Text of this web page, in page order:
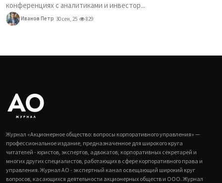
конференциях с аналитиками и инвестор...
Иванов Петр 30 сен, 25 829
Журнал «Акционерное общество: вопросы корпоративного управления» —
профессиональное издание, предназначенное для широкого круга
читателей - юристов, экспертов, адвокатов, корпоративных секретарей и
многих других специалистов, работающих в сфере корпоративного права и
управления. Журнал АО - экспертный канал освещающий широкий круг
вопросов, касающихся деятельности акционерных обществ и ООО. Журнал